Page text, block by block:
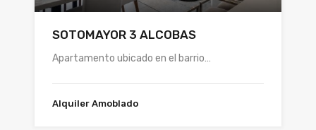
SOTOMAYOR 3 ALCOBAS
Apartamento ubicado en el barrio…
Alquiler Amoblado